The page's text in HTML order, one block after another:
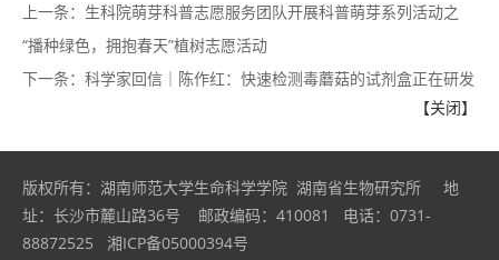
上一条： 生科院萌芽科普志愿服务团队开展科普萌芽系列活动之
“播种绿色，拥抱春天”植树志愿活动
下一条： 科学家回信｜陈作红：快速检测毒蘑菇的试剂盒正在研发
【关闭】
版权所有：湖南师范大学生命科学学院 湖南省生物研究所 地
址：长沙市麓山路36号 邮政编码：410081 电话：0731-
88872525 湘ICP备05000394号